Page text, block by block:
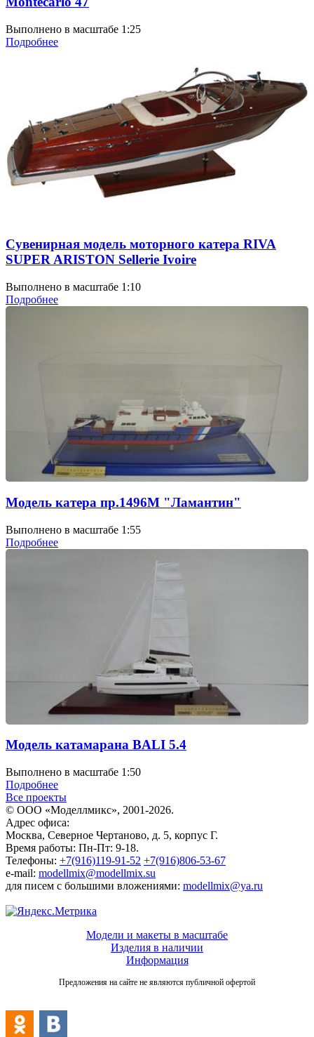
Выполнено в масштабе 1:25
Подробнее
Сувенирная модель моторного катера RIVA
SUPER ARISTON Sellerie Ivoire
Выполнено в масштабе 1:10
Подробнее
Модель катера пр.1496М "Ламантин"
Выполнено в масштабе 1:55
Подробнее
Модель катамарана BALI 5.4
Выполнено в масштабе 1:50
Подробнее
Все проекты
© ООО «Моделлмикс», 2001-2026.
Адрес офиса:
Москва, Северное Чертаново, д. 5, корпус Г.
Время работы: Пн-Пт: 9-18.
Телефоны: +7(916)119-91-52 +7(916)806-53-67
e-mail: modellmix@modellmix.su
для писем с большими вложениями: modellmix@ya.ru
Модели и макеты в масштабе
Изделия в наличии
Информация
Предложения на сайте не являются публичной офертой